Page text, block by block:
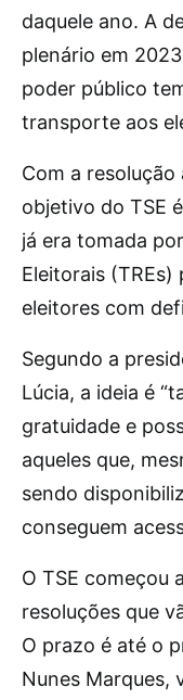
daquele ano. A
plenário em
poder público
transporte aos
Com a
objetivo do TSE
já era tomada
Eleitorais
eleitores com
Segundo a
Lúcia, a ideia é
gratuidade e
aqueles que,
sendo
conseguem
O TSE começou
resoluções que
O prazo é até o
Nunes Marques,